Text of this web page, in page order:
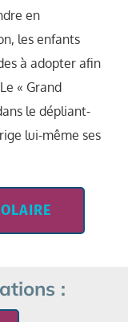
en
les enfants
à adopter afin
« Grand
le dépliant-
lui-même ses
: